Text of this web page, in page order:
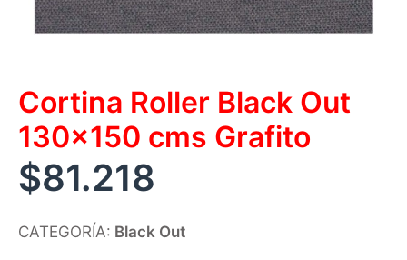
Cortina Roller Black Out
130×150 cms Grafito
$81.218
CATEGORÍA: Black Out